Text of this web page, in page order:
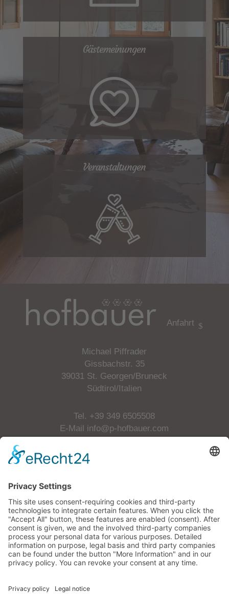
Gästemeinungen
Veranstaltungen
Anfahrt
Michael Piffrader
Gissbachstr. 35
39031 St. Georgen/Bruneck
Südtirol/Italien
Tel. +39 349 6505508
E-Mail info@p-hofbauer.com